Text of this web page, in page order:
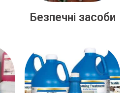
Безпечні засоби